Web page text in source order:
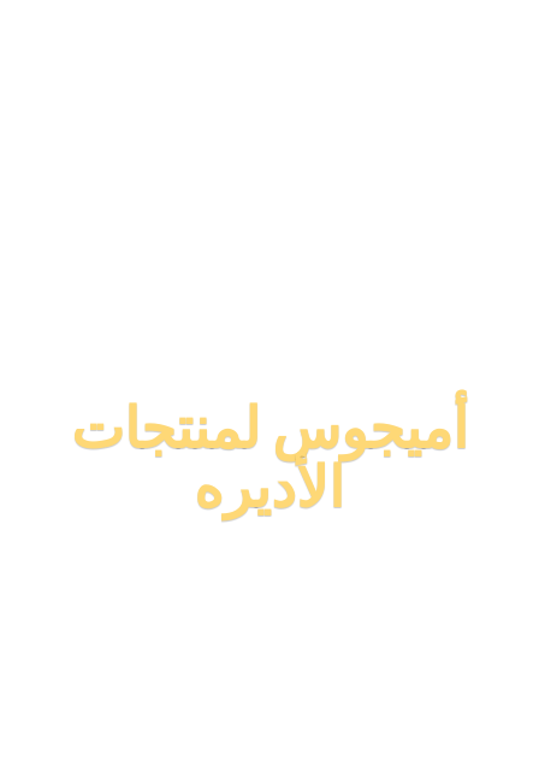
أميجوس لمنتجات
الأديره